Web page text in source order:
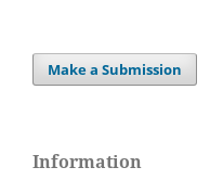
Make a Submission
Information